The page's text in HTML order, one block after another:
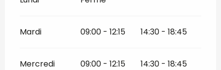
Mardi 09:00 - 12:15 14:30 - 18:45
Mercredi 09:00 - 12:15 14:30 - 18:45